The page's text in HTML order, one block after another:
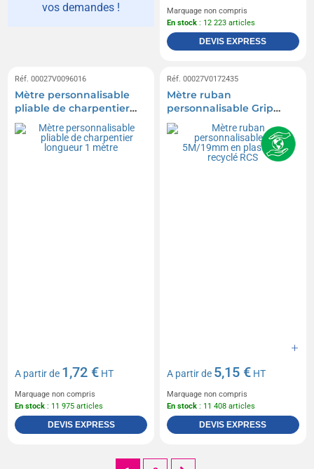
vos demandes !
Marquage non compris
En stock : 12 223 articles
DEVIS EXPRESS
Réf. 00027V0096016
Mètre personnalisable
pliable de charpentier
longueur 1 mètre
A partir de 1,72 € HT
Marquage non compris
En stock : 11 975 articles
DEVIS EXPRESS
Réf. 00027V0172435
Mètre ruban
personnalisable Grip
5M/19mm en plastique
recyclé RCS
A partir de 5,15 € HT
Marquage non compris
En stock : 11 408 articles
DEVIS EXPRESS